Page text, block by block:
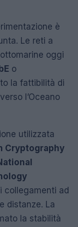
è
Le reti a
oggi
o
la fattibilità di
l’Oceano
utilizzata
Cryptography
collegamenti ad
distanze. La
la stabilità